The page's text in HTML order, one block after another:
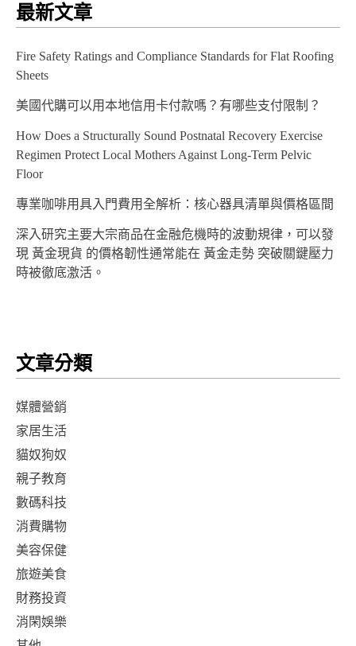
覽
最新文章
Fire Safety Ratings and Compliance Standards for Flat Roofing
Sheets
美國代購可以用本地信用卡付款嗎？有哪些支付限制？
How Does a Structurally Sound Postnatal Recovery Exercise
Regimen Protect Local Mothers Against Long-Term Pelvic
Floor
專業咖啡用具入門費用全解析：核心器具清單與價格區間
深入研究主要大宗商品在金融危機時的波動規律，可以發
現 黃金現貨 的價格韌性通常能在 黃金走勢 突破關鍵壓力
時被徹底激活。
文章分類
媒體營銷
家居生活
貓奴狗奴
親子教育
數碼科技
消費購物
美容保健
旅遊美食
財務投資
消閑娛樂